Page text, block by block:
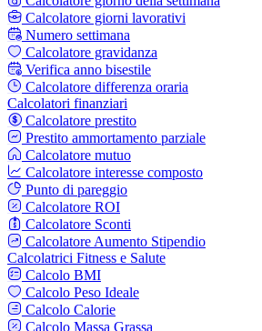
Calcolatore giorni lavorativi
Numero settimana
Calcolatore gravidanza
Verifica anno bisestile
Calcolatore differenza oraria
Calcolatori finanziari
Calcolatore prestito
Prestito ammortamento parziale
Calcolatore mutuo
Calcolatore interesse composto
Punto di pareggio
Calcolatore ROI
Calcolatore Sconti
Calcolatore Aumento Stipendio
Calcolatrici Fitness e Salute
Calcolo BMI
Calcolo Peso Ideale
Calcolo Calorie
Calcolo Massa Grassa